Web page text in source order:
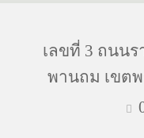
เลขที่ 3 ถนน
พานถม เขตพ